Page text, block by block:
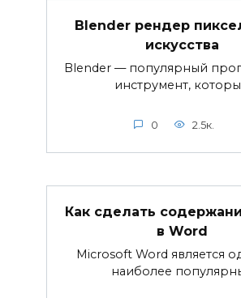
Blender рендер
искусства
Blender — популярный
инструмент,
0 2.5к.
Как сделать
в Word
Microsoft Word является
наиболее